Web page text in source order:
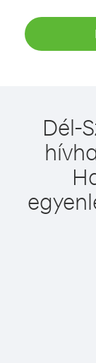
Dél-